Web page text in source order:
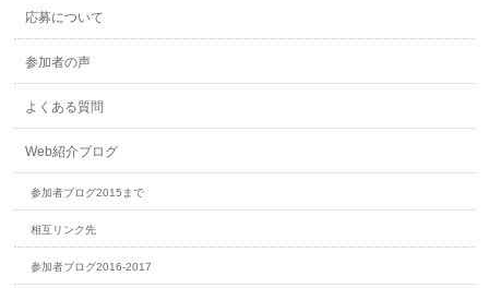
応募について
参加者の声
よくある質問
Web紹介ブログ
参加者ブログ2015まで
相互リンク先
参加者ブログ2016-2017